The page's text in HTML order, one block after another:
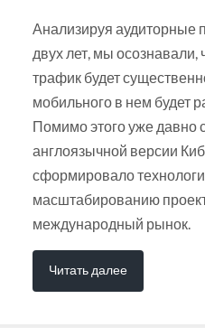
Анализируя аудиторные
двух лет, мы
трафик будет
мобильного в нем будет
Помимо этого уже давно
англоязычной версии
сформировало
масштабированию
международный рынок.
Читать далее